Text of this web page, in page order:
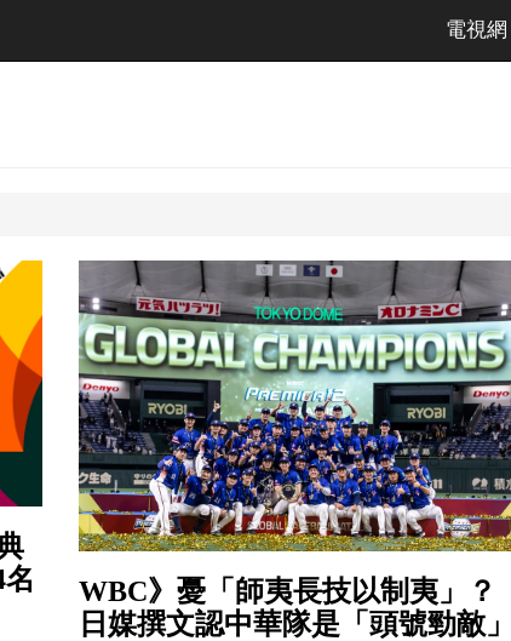
電視網
WBC》憂「師夷長技以制夷」？
日媒撰文認中華隊是「頭號勁敵」